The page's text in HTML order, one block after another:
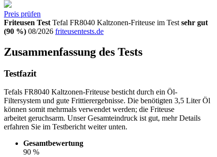
Preis prüfen
Friteusen Test Tefal FR8040 Kaltzonen-Friteuse im Test sehr gut
(90 %) 08/2026 friteusentests.de
Zusammenfassung des Tests
Testfazit
Tefals FR8040 Kaltzonen-Friteuse besticht durch ein Öl-
Filtersystem und gute Frittierergebnisse. Die benötigten 3,5 Liter Öl
können somit mehrmals verwendet werden; die Friteuse
arbeitet geruchsarm. Unser Gesamteindruck ist gut, mehr Details
erfahren Sie im Testbericht weiter unten.
Gesamtbewertung
90 %